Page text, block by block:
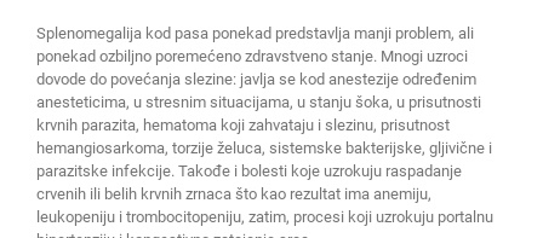
Splenomegalija kod pasa ponekad predstavlja manji problem, ali
ponekad ozbiljno poremećeno zdravstveno stanje. Mnogi uzroci
dovode do povećanja slezine: javlja se kod anestezije određenim
anesteticima, u stresnim situacijama, u stanju šoka, u prisutnosti
krvnih parazita, hematoma koji zahvataju i slezinu, prisutnost
hemangiosarkoma, torzije želuca, sistemske bakterijske, gljivične i
parazitske infekcije. Takođe i bolesti koje uzrokuju raspadanje
crvenih ili belih krvnih zrnaca što kao rezultat ima anemiju,
leukopeniju i trombocitopeniju, zatim, procesi koji uzrokuju portalnu